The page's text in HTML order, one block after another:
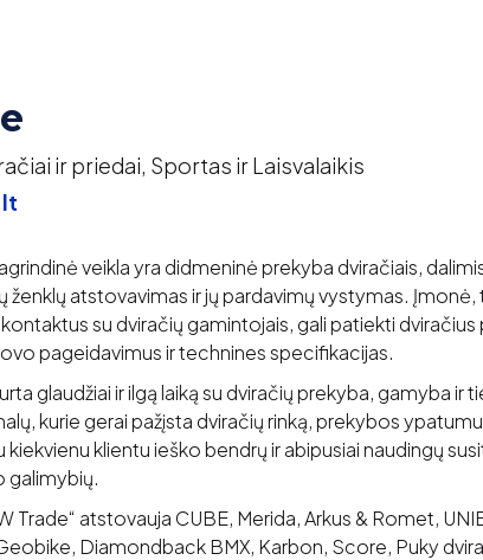
ir priedai, Sportas ir Laisvalaikis
veikla yra didmeninė prekyba dviračiais,
ženklų atstovavimas ir jų pardavimų vystymas.
kontaktus su dviračių gamintojais, gali patiekti dviračius
pageidavimus ir technines specifikacijas.
glaudžiai ir ilgą laiką su dviračių prekyba, gamyba ir
kurie gerai pažįsta dviračių rinką, prekybos
kiekvienu klientu ieško bendrų ir abipusiai naudingų
galimybių.
Trade“ atstovauja CUBE, Merida, Arkus & Romet,
Diamondback BMX, Karbon, Score, Puky